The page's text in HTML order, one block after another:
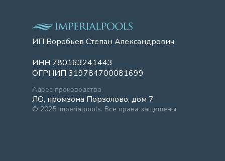
ИП Воробьев Степан Александрович
ИНН 780163241443
ОГРНИП 319784700081699
Адрес производства
ЛО, промзона Порзолово, дом 7
© 2025 Imperialpools. Все права защищены